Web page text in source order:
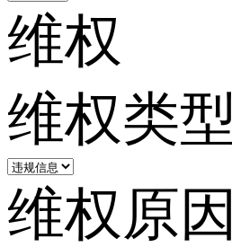
维权
维权类型
维权原因